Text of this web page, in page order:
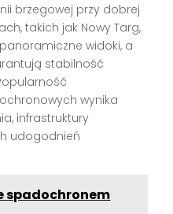
brzegowej przy dobrej
takich jak Nowy Targ,
widoki, a
stabilność
wynika
infrastruktury
udogodnień
spadochronem